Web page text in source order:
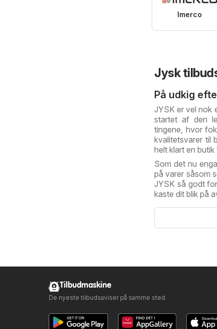
Imerco
Jysk
På udkig
JYSK er vel nok
startet af den
tingene, hvor
kvalitetsvarer til
helt klart en butik
Som det nu
på varer såsom
JYSK så godt
kaste dit blik på
Tilbudmaskine
De nyeste tilbudsaviser på samme sted